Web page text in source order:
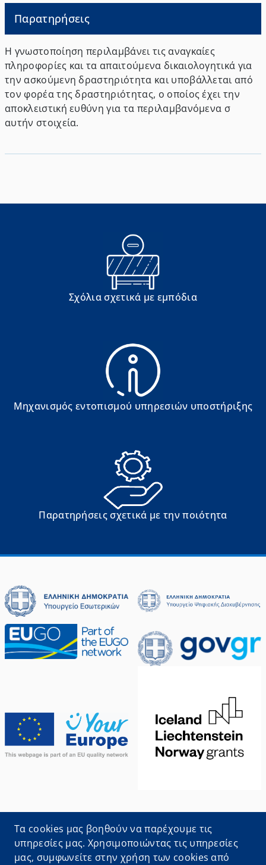
Παρατηρήσεις
Η γνωστοποίηση περιλαμβάνει τις αναγκαίες
πληροφορίες και τα απαιτούμενα δικαιολογητικά για
την ασκούμενη δραστηριότητα και υποβάλλεται από
τον φορέα της δραστηριότητας, ο οποίος έχει την
αποκλειστική ευθύνη για τα περιλαμβανόμενα σ
αυτήν στοιχεία.
Σχόλια σχετικά με εμπόδια
Μηχανισμός εντοπισμού υπηρεσιών υποστήριξης
Παρατηρήσεις σχετικά με την ποιότητα
προέρχονται από το Εθνικό Μητρώο Διοικητικών
Διαδικασιών
Τα cookies μας βοηθούν να παρέχουμε τις
υπηρεσίες μας. Χρησιμοποιώντας τις υπηρεσίες
μας, συμφωνείτε στην χρήση των cookies από